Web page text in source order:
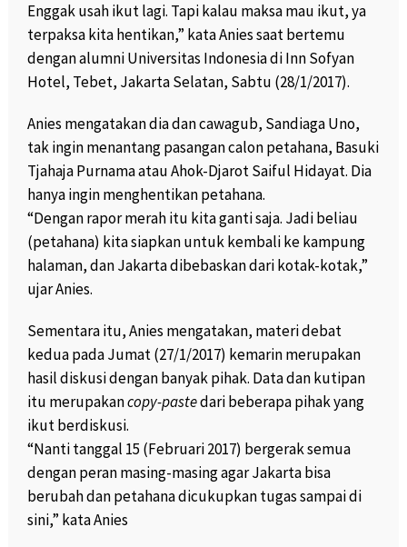
Enggak usah ikut lagi. Tapi kalau maksa mau ikut, ya
terpaksa kita hentikan,” kata Anies saat bertemu
dengan alumni Universitas Indonesia di Inn Sofyan
Hotel, Tebet, Jakarta Selatan, Sabtu (28/1/2017).
Anies mengatakan dia dan cawagub, Sandiaga Uno,
tak ingin menantang pasangan calon petahana, Basuki
Tjahaja Purnama atau Ahok-Djarot Saiful Hidayat. Dia
hanya ingin menghentikan petahana.
“Dengan rapor merah itu kita ganti saja. Jadi beliau
(petahana) kita siapkan untuk kembali ke kampung
halaman, dan Jakarta dibebaskan dari kotak-kotak,”
ujar Anies.
Sementara itu, Anies mengatakan, materi debat
kedua pada Jumat (27/1/2017) kemarin merupakan
hasil diskusi dengan banyak pihak. Data dan kutipan
itu merupakancopy-pastedari beberapa pihak yang
ikut berdiskusi.
“Nanti tanggal 15 (Februari 2017) bergerak semua
dengan peran masing-masing agar Jakarta bisa
berubah dan petahana dicukupkan tugas sampai di
sini,” kata Anies